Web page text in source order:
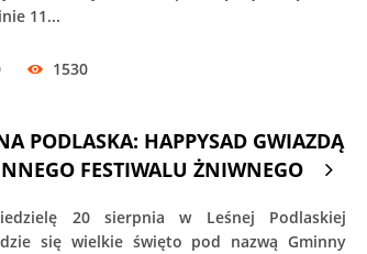
11...
1530
PODLASKA: HAPPYSAD GWIAZDĄ
FESTIWALU ŻNIWNEGO
20 sierpnia w Leśnej Podlaskiej
się wielkie święto pod nazwą Gminny